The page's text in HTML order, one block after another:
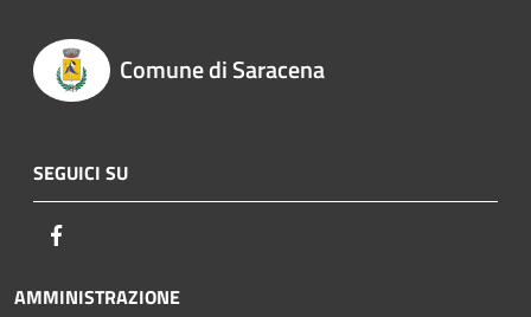
Comune di Saracena
SEGUICI SU
AMMINISTRAZIONE